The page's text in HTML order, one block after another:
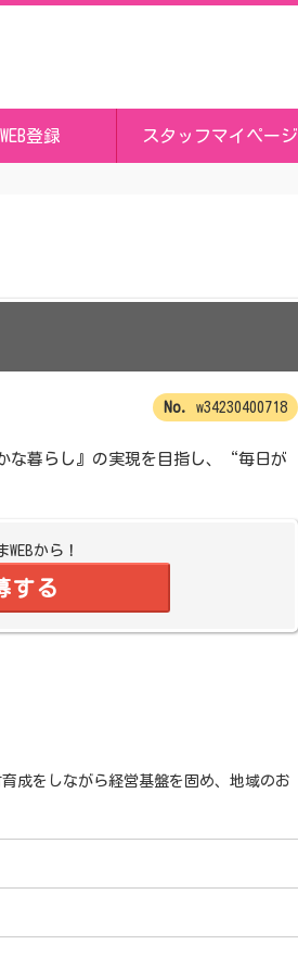
登録 スタッフマイページ
w34230400718
な暮らし』の実現を目指し、“毎日が
WEBから！
する
成をしながら経営基盤を固め、地域のお